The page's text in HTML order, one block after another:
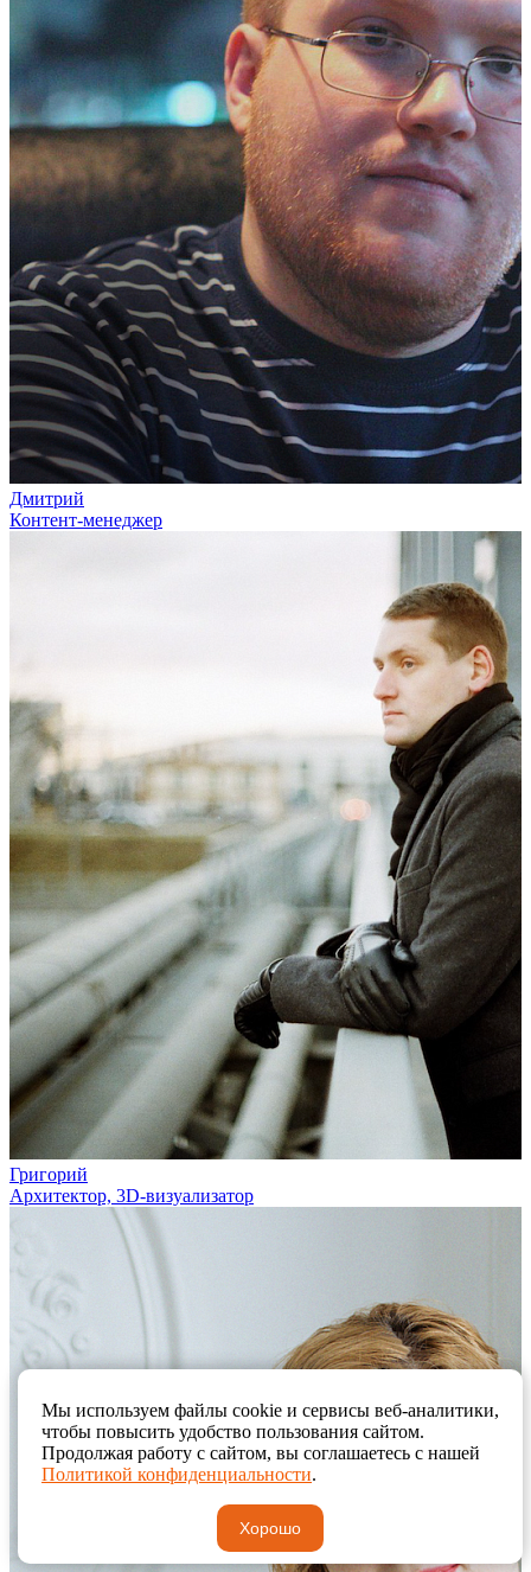
Дмитрий
Контент-менеджер
Григорий
Архитектор, 3D-визуализатор
Мы используем файлы cookie и сервисы веб-аналитики,
чтобы повысить удобство пользования сайтом.
Продолжая работу с сайтом, вы соглашаетесь с нашей
Политикой конфиденциальности.
Хорошо